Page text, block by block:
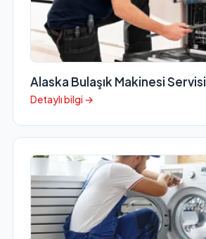
Alaska Bulaşık Makinesi Servisi
Detaylı bilgi →